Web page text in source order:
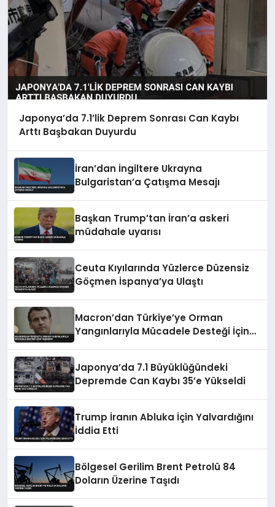
Japonya’da 7.1’lik Deprem Sonrası Can Kaybı
Arttı Başbakan Duyurdu
İran’dan İngiltere Ukrayna
Bulgaristan’a Çatışma Mesajı
Başkan Trump’tan İran’a askeri
müdahale uyarısı
Ceuta Kıyılarında Yüzlerce Düzensiz
Göçmen İspanya’ya Ulaştı
Macron’dan Türkiye’ye Orman
Yangınlarıyla Mücadele Desteği İçin
Japonya’da 7.1 Büyüklüğündeki
Depremde Can Kaybı 35’e Yükseldi
Trump İranın Abluka İçin Yalvardığını
İddia Etti
Bölgesel Gerilim Brent Petrolü 84
Doların Üzerine Taşıdı